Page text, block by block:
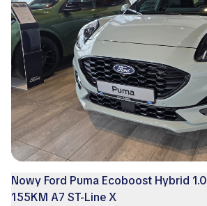
Nowy Ford Puma Ecoboost Hybrid 1.0
155KM A7 ST-Line X